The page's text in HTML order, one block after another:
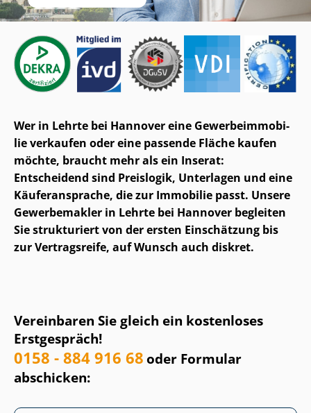
Wer in Lehrte bei Hannover eine Ge­wer­be­im­mo­bi­
lie verkaufen oder eine passende Fläche kaufen
möchte, braucht mehr als ein Inserat:
Entscheidend sind Preislogik, Unterlagen und eine
Käuferansprache, die zur Immobilie passt. Unsere
Gewerbemakler in Lehrte bei Hannover begleiten
Sie strukturiert von der ersten Einschätzung bis
zur Vertragsreife, auf Wunsch auch diskret.
Vereinbaren Sie gleich ein kostenloses
Erstgespräch!
0158 - 884 916 68oder Formular
abschicken: